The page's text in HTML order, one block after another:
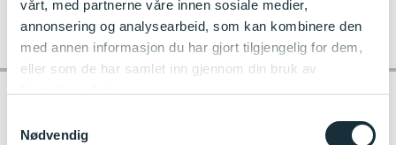
vårt, med partnerne våre innen sosiale medier,
annonsering og analysearbeid, som kan kombinere den
med annen informasjon du har gjort tilgjengelig for dem,
eller som de har samlet inn gjennom din bruk av
Nødvendig